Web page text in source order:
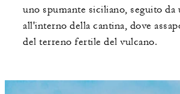
uno spumante siciliano, seguito da
all'interno della cantina, dove
del terreno fertile del vulcano.